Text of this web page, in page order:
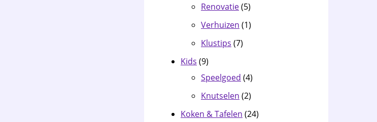
Renovatie(5)
Verhuizen (1)
Klustips (7)
Kids (9)
Speelgoed (4)
Knutselen (2)
Koken & Tafelen (24)